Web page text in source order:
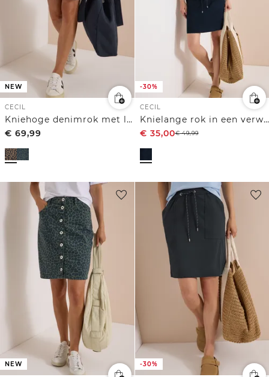
NEW
CECIL
Kniehoge denimrok met luipaardprint
€ 69,99
-30%
CECIL
Knielange rok in een verwassen look
€ 35,00€49,99
NEW -30%